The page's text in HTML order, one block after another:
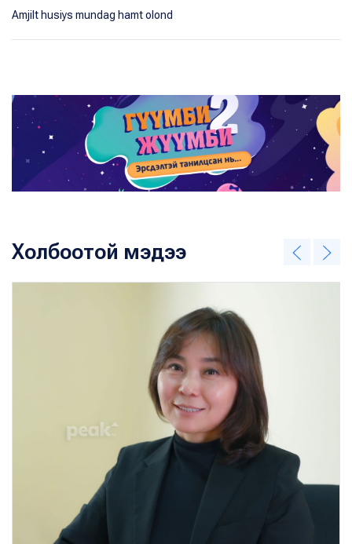
Amjilt husiys mundag hamt olond
Холбоотой мэдээ